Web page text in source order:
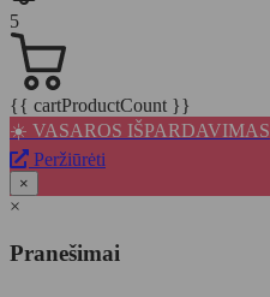
5
{{ cartProductCount }}
☀️ VASAROS IŠPARDAVIMAS
Peržiūrėti
×
×
Pranešimai